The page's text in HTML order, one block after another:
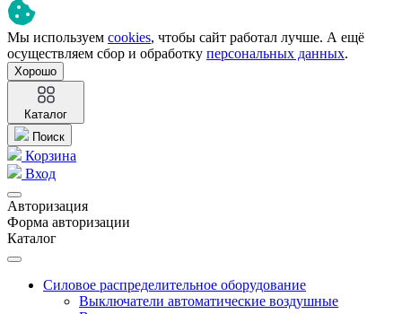
Мы используем cookies, чтобы сайт работал лучше. А ещё
осуществляем сбор и обработку персональных данных.
Хорошо
Каталог
Поиск
Корзина
Вход
Авторизация
Форма авторизации
Каталог
Силовое распределительное оборудование
Выключатели автоматические воздушные